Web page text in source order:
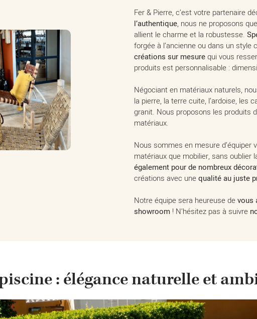
Fer & Pierre, c’est votre partenaire
l’authentique, nous ne proposons
allient le charme et la robustesse.
forgée à l’ancienne ou dans un
créations sur mesurequi vous
produits est personnalisable :
Négociant en matériaux naturels,
la pierre, la terre cuite, l’ardoise, les
granit. Nous proposons les produits
matériaux.
Nous sommes en mesure
matériaux que mobilier, sans oublier
également pour de nombreux
créations avec unequalité au juste
Notre équipe sera heureuse devous
showroom ! N’hésitez pas à suivre
: élégance naturelle et